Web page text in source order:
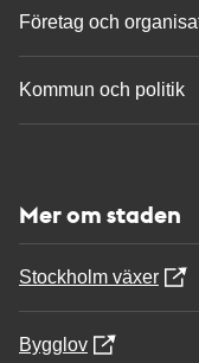
Företag och
Kommun och politik
Mer om staden
Stockholm växer
Bygglov